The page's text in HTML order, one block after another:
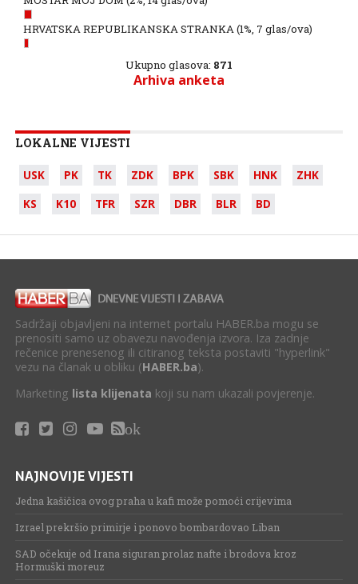
HRVATSKA REPUBLIKANSKA STRANKA(1%, 7 glas/ova)
Ukupno glasova: 871
Arhiva anketa
LOKALNE VIJESTI
USK PK TK ZDK BPK SBK HNK
ZHK
KS
K10 TFR SZR DBR BLR BD
Sadržaji objavljeni na internet portalu HABER.ba mogu se
prenositi samo uz obavezu navođenja izvora. Iza zadnje
rečenice prenesenog ili citiranog teksta postaviti "hyperlink"
vezu na članak u obliku (HABER.ba).
Marketing lista klijenata koji su nam ukazali povjerenje.
ok
NAJNOVIJE VIJESTI
Jedna kašičica ovog praha u kafi može pomoći crijevima
Izrael prekršio primirje i ponovo bombardovao Liban
SAD očekuje od Irana siguran prolaz nafte i brodova kroz
Hormuški moreuz